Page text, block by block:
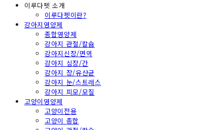
이루다펫 소개
이루다펫이란?
강아지영양제
종합영양제
강아지 관절/칼슘
강아지신장/면역
강아지 심장/간
강아지 장/유산균
강아지 눈/스트레스
강아지 피모/모질
고양이영양제
고양이전용
고양이 종합